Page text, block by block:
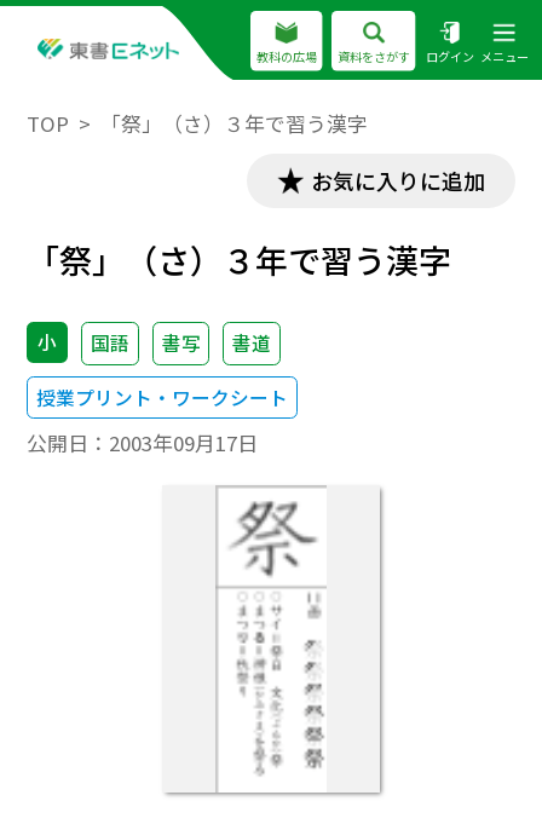
教科の広場 資料をさがす ログイン メニュー
TOP 「祭」（さ）３年で習う漢字
お気に入りに追加
「祭」（さ）３年で習う漢字
小 国語 書写
書道
授業プリント・ワークシート
公開日： 2003年09月17日